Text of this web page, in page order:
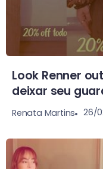
Look Renner
deixar seu
Renata Martins 26/